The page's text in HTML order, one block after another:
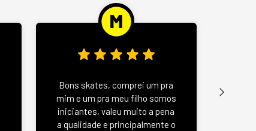
Bons skates, comprei um pra
mim e um pra meu filho somos
iniciantes, valeu muito a pena
a qualidade e principalmente o